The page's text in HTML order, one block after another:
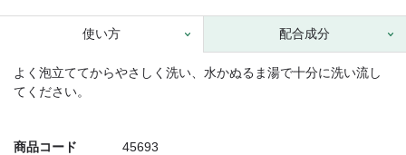
商品コード 45693
使い方 配合成分
よく泡立ててからやさしく洗い、水かぬるま湯で十分に洗い流し
てください。